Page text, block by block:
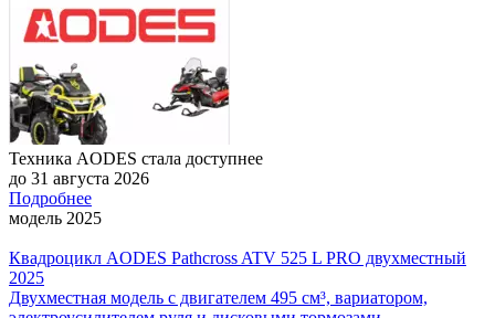
Техника AODES стала доступнее
до 31 августа 2026
Подробнее
модель 2025
Квадроцикл AODES Pathcross ATV 525 L PRO двухместный
2025
Двухместная модель с двигателем 495 см³, вариатором,